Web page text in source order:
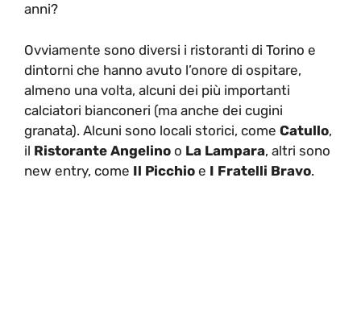
anni?
Ovviamente sono diversi i ristoranti di Torino e
dintorni che hanno avuto l’onore di ospitare,
almeno una volta, alcuni dei più importanti
calciatori bianconeri (ma anche dei cugini
granata). Alcuni sono locali storici, come Catullo,
il Ristorante Angelino o La Lampara, altri sono
new entry, come Il Picchio e I Fratelli Bravo.